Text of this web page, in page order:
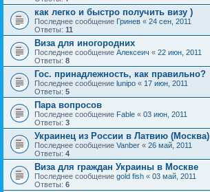
как легко и быстро получить визу )
Последнее сообщение Гринев « 24 сен, 2011
Ответы: 11
Виза для иногородних
Последнее сообщение Алексеич « 22 июн, 2011
Ответы: 8
Гос. принадлежность, как правильно?
Последнее сообщение lunipo « 17 июн, 2011
Ответы: 5
Пара вопросов
Последнее сообщение Fable « 03 июн, 2011
Ответы: 3
Украинец из России в Латвию (Москва)
Последнее сообщение Vanber « 26 май, 2011
Ответы: 4
Виза для граждан Украины в Москве
Последнее сообщение gold fish « 03 май, 2011
Ответы: 6